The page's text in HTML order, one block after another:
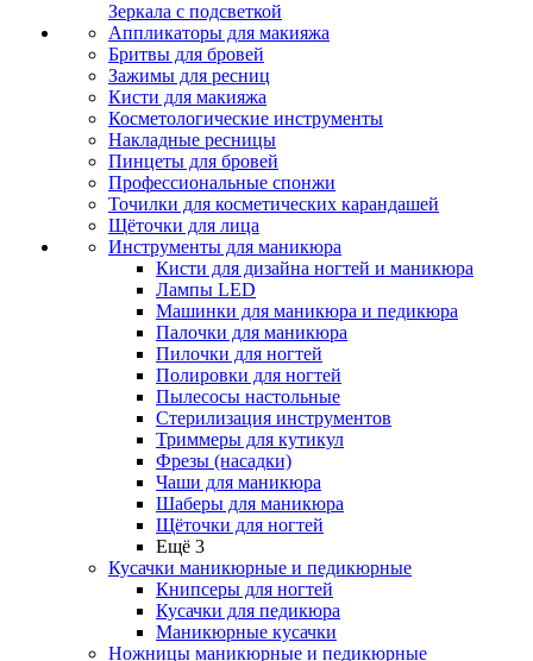
Зеркала с подсветкой
Аппликаторы для макияжа
Бритвы для бровей
Зажимы для ресниц
Кисти для макияжа
Косметологические инструменты
Накладные ресницы
Пинцеты для бровей
Профессиональные спонжи
Точилки для косметических карандашей
Щёточки для лица
Инструменты для маникюра
Кисти для дизайна ногтей и маникюра
Лампы LED
Машинки для маникюра и педикюра
Палочки для маникюра
Пилочки для ногтей
Полировки для ногтей
Пылесосы настольные
Стерилизация инструментов
Триммеры для кутикул
Фрезы (насадки)
Чаши для маникюра
Шаберы для маникюра
Щёточки для ногтей
Ещё 3
Кусачки маникюрные и педикюрные
Книпсеры для ногтей
Кусачки для педикюра
Маникюрные кусачки
Ножницы маникюрные и педикюрные